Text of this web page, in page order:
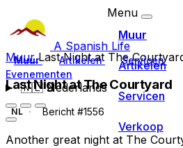
A Spanish Life
Muur Artikelen Servicen
Evenementen
🇳🇱Nederlands
Menu
Muur
Artikelen
Servicen
Verkoop
MuurLast Night at The
Last Night at The Courtyard
NL Bericht #1556
Another great night at The